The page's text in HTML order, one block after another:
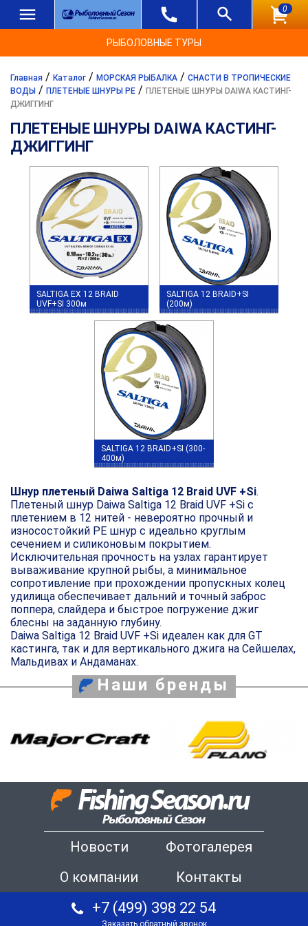
0
РЫБОЛОВНЫЕ ТУРЫ
Главная / Каталог / МОРСКАЯ РЫБАЛКА / СНАСТИ В ТРОПИЧЕСКИЕ
ВОДЫ / ПЛЕТЕНЫЕ ШНУРЫ PE / ПЛЕТЕНЫЕ ШНУРЫ DAIWA КАСТИНГ-
ДЖИГГИНГ
ПЛЕТЕНЫЕ ШНУРЫ DAIWA КАСТИНГ-
ДЖИГГИНГ
SALTIGA EX 12 BRAID
UVF+SI 300м
SALTIGA 12 BRAID+SI
(200м)
SALTIGA 12 BRAID+SI (300-
400м)
Шнур плетеный Daiwa Saltiga 12 Braid UVF +Si.
Плетеный шнур Daiwa Saltiga 12 Braid UVF +Si с
плетением в 12 нитей - невероятно прочный и
износостойкий PE шнур с идеально круглым
сечением и силиконовым покрытием.
Исключительная прочность на узлах гарантирует
вываживание крупной рыбы, а минимальное
сопротивление при прохождении пропускных колец
удилища обеспечивает дальний и точный заброс
поппера, слайдера и быстрое погружение джиг
блесны на заданную глубину.
Daiwa Saltiga 12 Braid UVF +Si идеален как для GT
кастинга, так и для вертикального джига на Сейшелах,
Мальдивах и Андаманах.
Наши бренды
Новости
Фотогалерея
О компании
Контакты
+7 (499) 398 22 54
Заказать обратный звонок